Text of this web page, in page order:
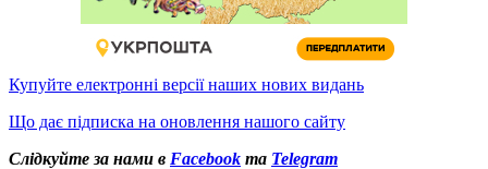
Купуйте електронні версії наших нових видань
Що дає підписка на оновлення нашого сайту
Слідкуйте за нами в Facebook та Telegram